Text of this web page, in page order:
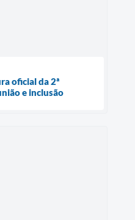
oficial da 2ª
e inclusão